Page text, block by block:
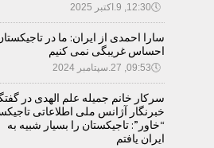
🕔12:30, 9.اکتبر 2025
سارا احمدی از ایران: ما در
احساس غریبگی نمی کنیم
🕔09:53, 27.سپتامبر 2024
سرکار خانم جمیله علم الهدی در
خبرنگار آژانس ملی اطلاعاتی
“خاور”: تاجیکستان را بسیار شبیه به
ایران یافتم